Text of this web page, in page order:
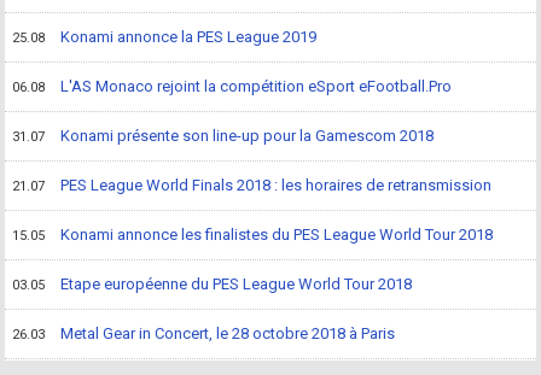
25.08 Konami annonce la PES League 2019
06.08 L'AS Monaco rejoint la compétition eSport eFootball.Pro
31.07 Konami présente son line-up pour la Gamescom 2018
21.07 PES League World Finals 2018 : les horaires de retransmission
15.05 Konami annonce les finalistes du PES League World Tour 2018
03.05 Etape européenne du PES League World Tour 2018
26.03 Metal Gear in Concert, le 28 octobre 2018 à Paris